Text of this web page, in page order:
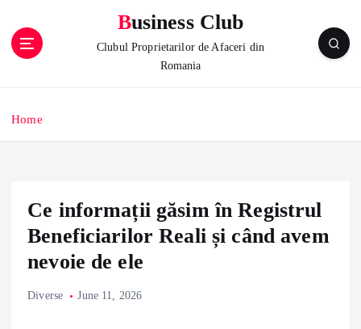
Business Club
Clubul Proprietarilor de Afaceri din
Romania
Home
Ce informații găsim în Registrul
Beneficiarilor Reali și când avem
nevoie de ele
Diverse June 11, 2026